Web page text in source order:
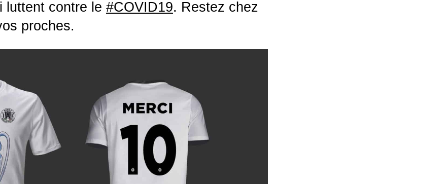
luttent contre le #COVID19. Restez chez
proches.